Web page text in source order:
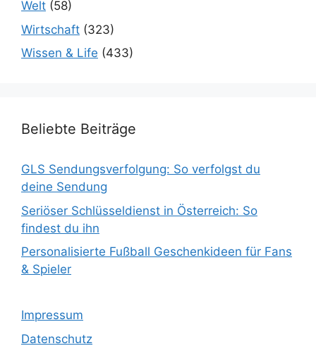
Welt (58)
Wirtschaft (323)
Wissen & Life (433)
Beliebte Beiträge
GLS Sendungsverfolgung: So verfolgst du
deine Sendung
Seriöser Schlüsseldienst in Österreich: So
findest du ihn
Personalisierte Fußball Geschenkideen für Fans
& Spieler
Impressum
Datenschutz